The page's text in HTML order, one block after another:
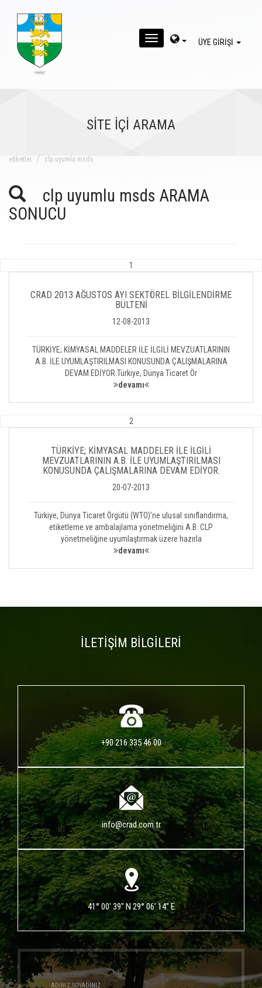
MENU ÜYE GİRİŞİ
SİTE İÇİ ARAMA
eti̇ketler clp uyumlu msds
clp uyumlu msds ARAMA
SONUCU
1
CRAD 2013 AĞUSTOS AYI SEKTÖREL BİLGİLENDİRME
BÜLTENİ
12-08-2013
TÜRKİYE; KİMYASAL MADDELER İLE İLGİLİ MEVZUATLARININ
A.B. İLE UYUMLAŞTIRILMASI KONUSUNDA ÇALIŞMALARINA
DEVAM EDİYOR.Türkiye, Dünya Ticaret Ör
devamı
2
TÜRKİYE; KİMYASAL MADDELER İLE İLGİLİ
MEVZUATLARININ A.B. İLE UYUMLAŞTIRILMASI
KONUSUNDA ÇALIŞMALARINA DEVAM EDİYOR.
20-07-2013
Türkiye, Dünya Ticaret Örgütü (WTO)’ne ulusal sınıflandırma,
etiketleme ve ambalajlama yönetmeliğini A.B. CLP
yönetmeliğine uyumlaştırmak üzere hazırla
devamı
İLETİŞİM BİLGİLERİ
+90 216 335 46 00
info@crad.com.tr
41° 00' 39" N 29° 06' 14" E